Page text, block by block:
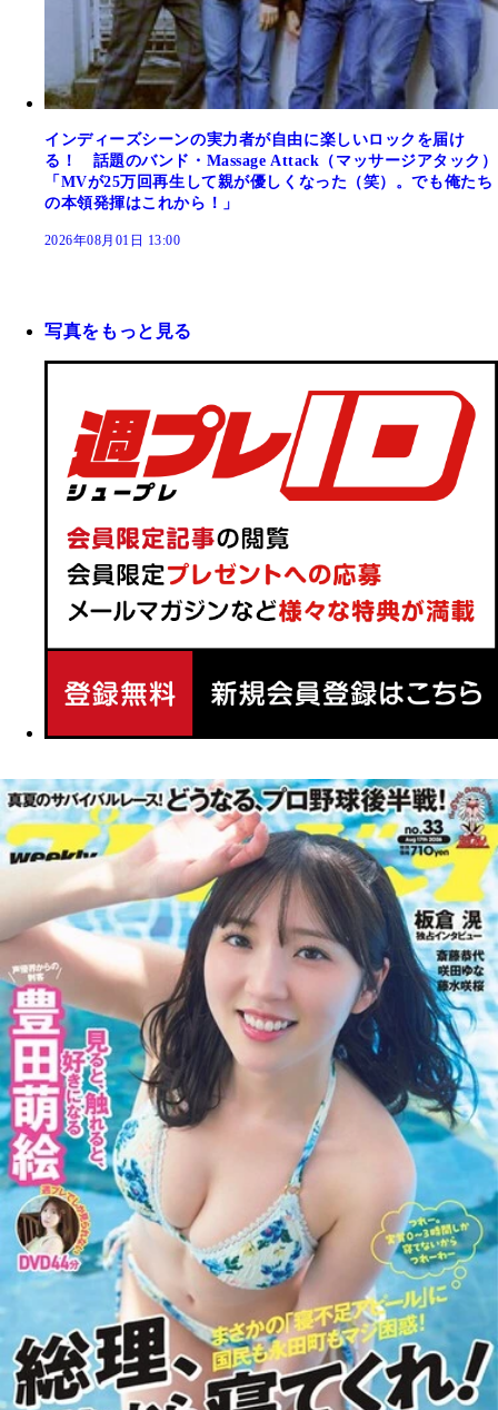
インディーズシーンの実力者が自由に楽しいロックを届け
る！ 話題のバンド・Massage Attack（マッサージアタック）
「MVが25万回再生して親が優しくなった（笑）。でも俺たち
の本領発揮はこれから！」
2026年08月01日 13:00
写真をもっと見る